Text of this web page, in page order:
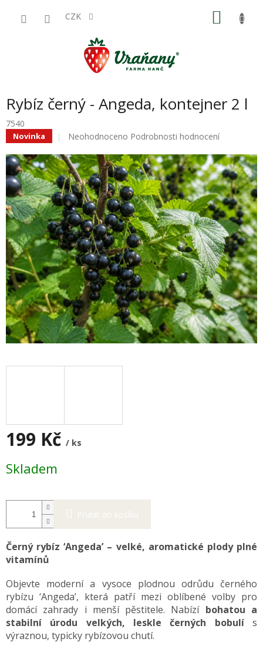
CZK
Rybíz černý - Angeda, kontejner 2 l
7540
Novinka
Průměrné
produktu
je
0,0
z
5
hvězdiček.
Neohodnoceno Podrobnosti hodnocení
199 Kč / ks
cena:
Skladem
Přidat do košíku
Černý rybíz ‘Angeda’ – velké, aromatické plody plné
vitamínů
Objevte moderní a vysoce plodnou odrůdu černého
rybízu ‘Angeda’, která patří mezi oblíbené volby pro
domácí zahrady i menší pěstitele. Nabízí bohatou a
stabilní úrodu velkých, leskle černých bobulís
výraznou, typicky rybízovou chutí.